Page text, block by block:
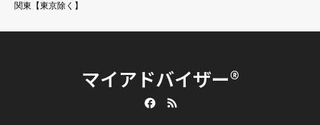
関東【東京除く】
マイアドバイザー®